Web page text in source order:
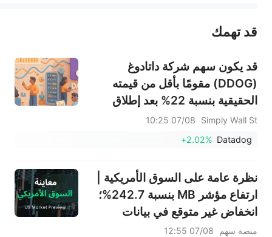
عند الضرورة، يرجى استشارة مستشار استثمار محترف. لا تقدم منصة سهم أي مشورة استثمارية، ولا تقدم أي التزامات أو ضمانات.
قد تهمك
قد يكون سهم شركة داتادوغ
(DDOG) مقومًا بأقل من قيمته
الحقيقية بنسبة 22% بعد إطلاق
خدمة تغطية سجلات البيانات
Simply Wall St
07/08 10:25
Datadog
+2.02%
نظرة عامة على السوق الأمريكية |
ارتفاع مؤشر MB بنسبة 242.7%؛
انخفاض غير متوقع في بيانات
الوظائف غير الزراعية الأمريكية
منصة سهم
07/08 12:55